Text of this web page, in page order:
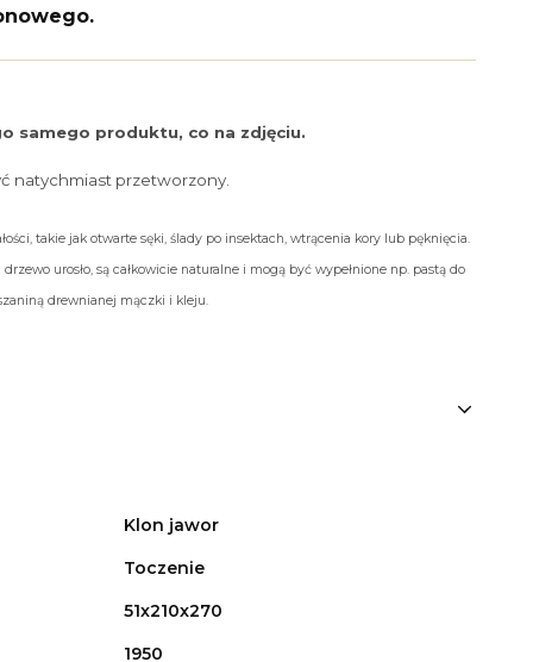
samego produktu, co na zdjęciu.
natychmiast przetworzony.
takie jak otwarte sęki, ślady po insektach, wtrącenia kory lub pęknięcia.
urosło, są całkowicie naturalne i mogą być wypełnione np. pastą do
drewnianej mączki i kleju.
Klon jawor
Toczenie
51x210x270
1950